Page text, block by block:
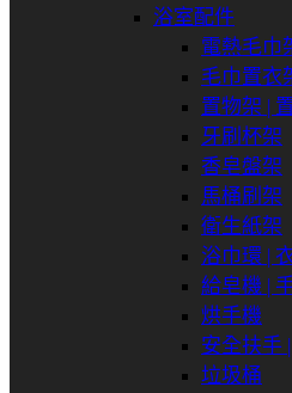
浴室配件
電熱毛巾
毛巾置衣
置物架 |
牙刷杯架
香皂盤架
馬桶刷架
衛生紙架
浴巾環 |
給皂機 |
烘手機
安全扶手
垃圾桶